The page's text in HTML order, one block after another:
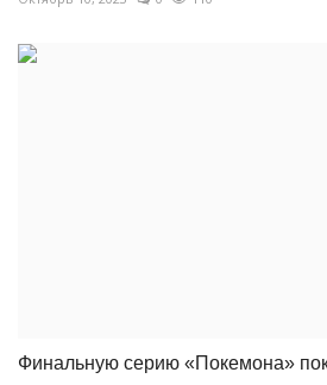
Финальную серию «Покемона»